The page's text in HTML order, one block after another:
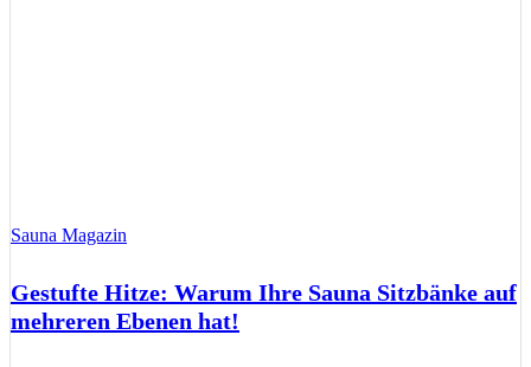
Sauna Magazin
Gestufte Hitze: Warum Ihre Sauna Sitzbänke auf
mehreren Ebenen hat!